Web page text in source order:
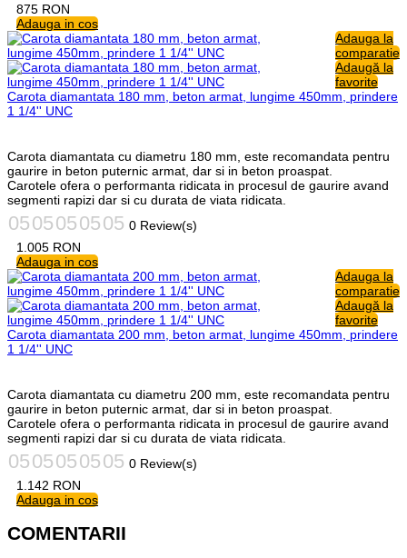
875 RON
Adauga in cos
Adauga la
comparatie
Adaugă la
favorite
Carota diamantata 180 mm, beton armat, lungime 450mm, prindere
1 1/4'' UNC
Carota diamantata cu diametru 180 mm, este recomandata pentru
gaurire in beton puternic armat, dar si in beton proaspat.
Carotele ofera o performanta ridicata in procesul de gaurire avand
segmenti rapizi dar si cu durata de viata ridicata.
0 Review(s)
1.005 RON
Adauga in cos
Adauga la
comparatie
Adaugă la
favorite
Carota diamantata 200 mm, beton armat, lungime 450mm, prindere
1 1/4'' UNC
Carota diamantata cu diametru 200 mm, este recomandata pentru
gaurire in beton puternic armat, dar si in beton proaspat.
Carotele ofera o performanta ridicata in procesul de gaurire avand
segmenti rapizi dar si cu durata de viata ridicata.
0 Review(s)
1.142 RON
Adauga in cos
COMENTARII